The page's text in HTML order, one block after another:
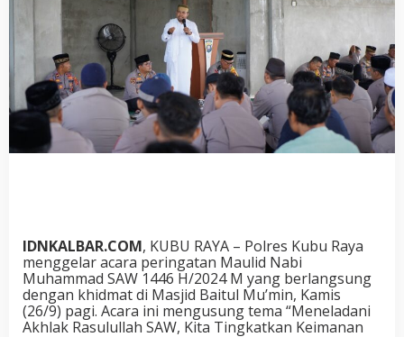
IDNKALBAR.COM, KUBU RAYA – Polres Kubu Raya
menggelar acara peringatan Maulid Nabi
Muhammad SAW 1446 H/2024 M yang berlangsung
dengan khidmat di Masjid Baitul Mu’min, Kamis
(26/9) pagi. Acara ini mengusung tema “Meneladani
Akhlak Rasulullah SAW, Kita Tingkatkan Keimanan